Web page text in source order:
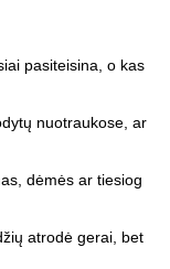
pasiteisina, o kas
nuotraukose, ar
dėmės ar tiesiog
atrodė gerai, bet